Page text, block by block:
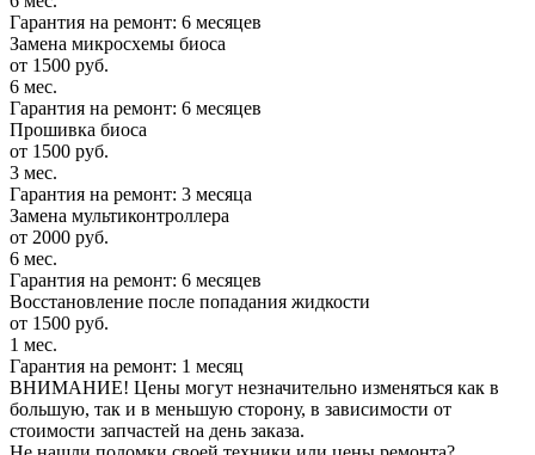
Гарантия на ремонт: 6 месяцев
Замена микросхемы биоса
от 1500 руб.
6 мес.
Гарантия на ремонт: 6 месяцев
Прошивка биоса
от 1500 руб.
3 мес.
Гарантия на ремонт: 3 месяца
Замена мультиконтроллера
от 2000 руб.
6 мес.
Гарантия на ремонт: 6 месяцев
Восстановление после попадания жидкости
от 1500 руб.
1 мес.
Гарантия на ремонт: 1 месяц
ВНИМАНИЕ! Цены могут незначительно изменяться как в
большую, так и в меньшую сторону, в зависимости от
стоимости запчастей на день заказа.